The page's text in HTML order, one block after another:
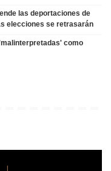
las deportaciones de
elecciones se retrasarán
como